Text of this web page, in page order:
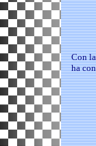
Con
ha